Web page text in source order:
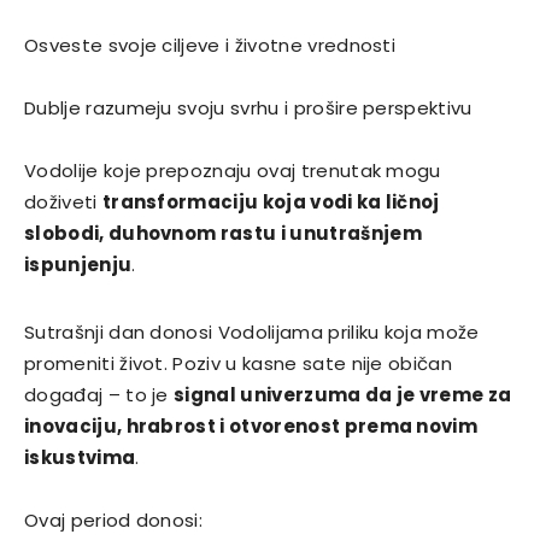
Osveste svoje ciljeve i životne vrednosti
Dublje razumeju svoju svrhu i prošire perspektivu
Vodolije koje prepoznaju ovaj trenutak mogu
doživeti transformaciju koja vodi ka ličnoj
slobodi, duhovnom rastu i unutrašnjem
ispunjenju.
Sutrašnji dan donosi Vodolijama priliku koja može
promeniti život. Poziv u kasne sate nije običan
događaj – to jesignal univerzuma da je vreme za
inovaciju, hrabrost i otvorenost prema novim
iskustvima.
Ovaj period donosi: